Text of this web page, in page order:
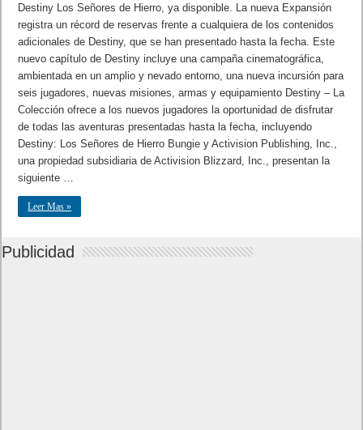
Destiny Los Señores de Hierro, ya disponible. La nueva Expansión
registra un récord de reservas frente a cualquiera de los contenidos
adicionales de Destiny, que se han presentado hasta la fecha. Este
nuevo capítulo de Destiny incluye una campaña cinematográfica,
ambientada en un amplio y nevado entorno, una nueva incursión para
seis jugadores, nuevas misiones, armas y equipamiento Destiny – La
Colección ofrece a los nuevos jugadores la oportunidad de disfrutar
de todas las aventuras presentadas hasta la fecha, incluyendo
Destiny: Los Señores de Hierro Bungie y Activision Publishing, Inc.,
una propiedad subsidiaria de Activision Blizzard, Inc., presentan la
siguiente …
Leer Mas »
Publicidad